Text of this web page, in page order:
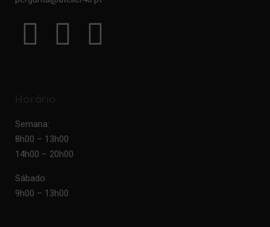
Semana:
8h00 – 13h00
14h00 – 20h00
Sábado:
9h00 – 13h00